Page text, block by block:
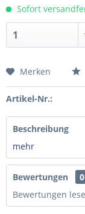
Sofort
Preis
Merken
Artikel-Nr.:
Beschreibung
mehr
Bewertungen
0
Bewertungen